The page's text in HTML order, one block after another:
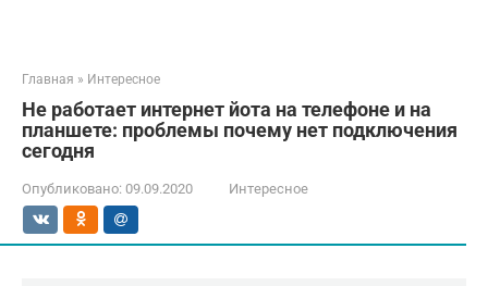
Главная » Интересное
Не работает интернет йота на телефоне и на
планшете: проблемы почему нет подключения
сегодня
Опубликовано: 09.09.2020 Интересное